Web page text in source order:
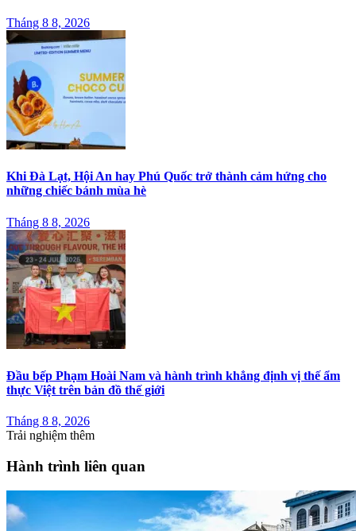
Tháng 8 8, 2026
Khi Đà Lạt, Hội An hay Phú Quốc trở thành cảm hứng cho
những chiếc bánh mùa hè
Tháng 8 8, 2026
Đầu bếp Phạm Hoài Nam và hành trình khẳng định vị thế ẩm
thực Việt trên bản đồ thế giới
Tháng 8 8, 2026
Trải nghiệm thêm
Hành trình liên quan